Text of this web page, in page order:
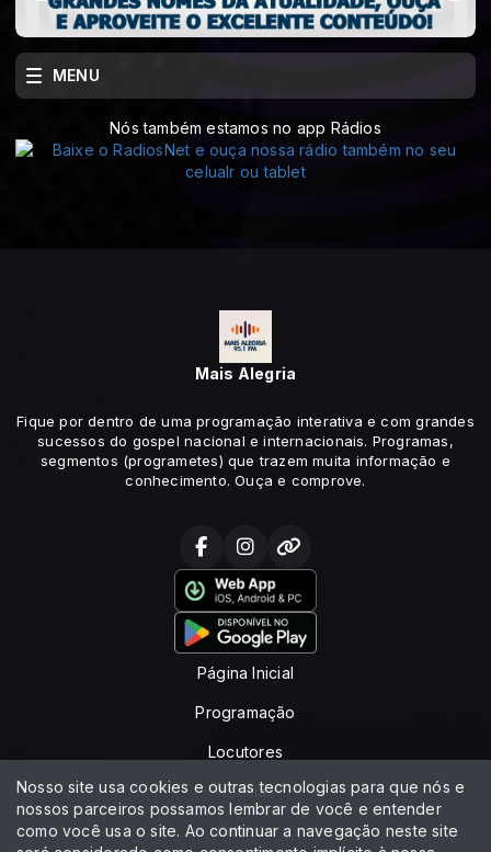
MENU
Nós também estamos no app Rádios
Mais Alegria
Fique por dentro de uma programação interativa e com grandes
sucessos do gospel nacional e internacionais. Programas,
segmentos (programetes) que trazem muita informação e
conhecimento. Ouça e comprove.
Página Inicial
Programação
Locutores
Notícias
Contato
Nosso site usa cookies e outras tecnologias para que nós e
nossos parceiros possamos lembrar de você e entender
como você usa o site. Ao continuar a navegação neste site